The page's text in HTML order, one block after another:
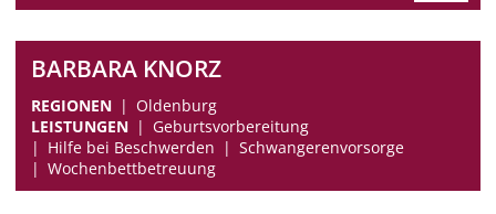
BARBARA KNORZ
REGIONEN
Oldenburg
LEISTUNGEN
Geburtsvorbereitung
Hilfe bei Beschwerden
Schwangerenvorsorge
Wochenbettbetreuung